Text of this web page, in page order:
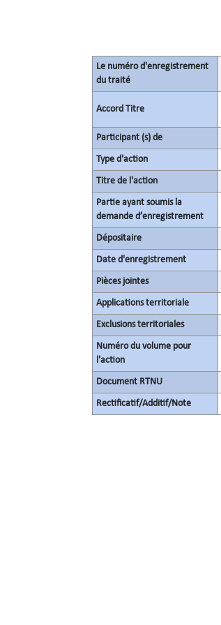
Le numéro d'enregistrement
du traité
Accord Titre
Participant (s) de
Type d'action
Titre de l'action
Partie ayant soumis la
demande d’enregistrement
Dépositaire
Date d'enregistrement
Pièces jointes
Applications territoriale
Exclusions territoriales
Numéro du volume pour
l'action
Document RTNU
Rectificatif/Additif/Note